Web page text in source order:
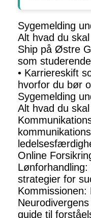
Sygemelding
Alt hvad du
Ship på Østre
som
• Karriereskift
hvorfor du bør
Sygemelding
Alt hvad du
Online
strategier for
Kommissionen:
guide til